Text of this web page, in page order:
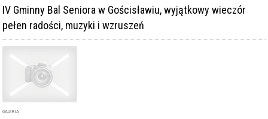
IV Gminny Bal Seniora w Gościsławiu, wyjątkowy wieczór
pełen radości, muzyki i wzruszeń
GALERIA